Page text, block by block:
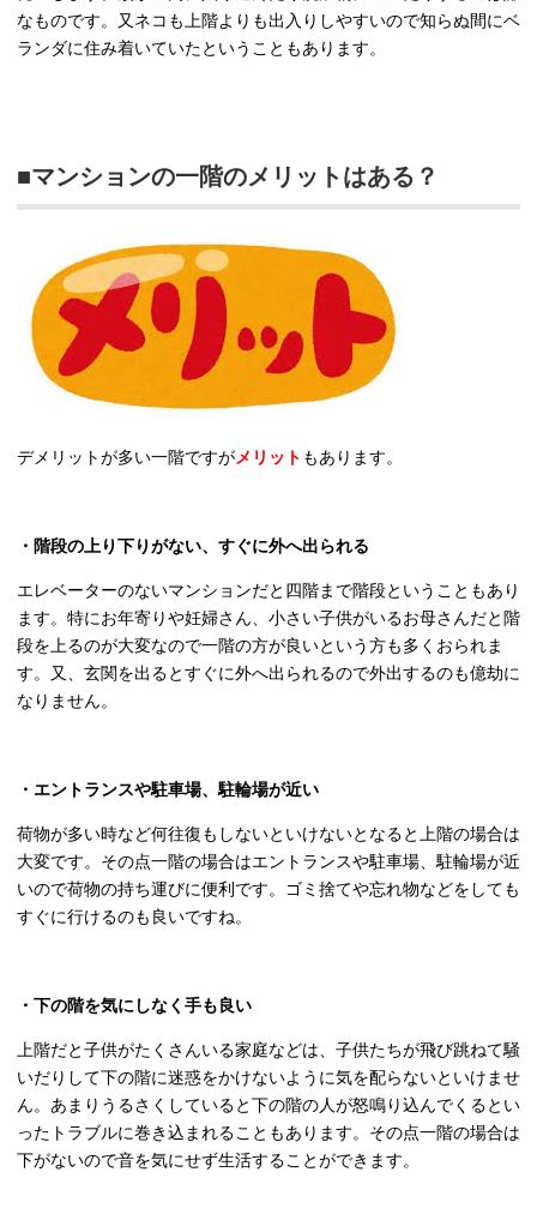
なものです。又ネコも上階よりも出入りしやすいので知らぬ間にベ
ランダに住み着いていたということもあります。
■マンションの一階のメリットはある？
デメリットが多い一階ですがメリット もあります。
・階段の上り下りがない、すぐに外へ出られる
エレベーターのないマンションだと四階まで階段ということもあり
ます。特にお年寄りや妊婦さん、小さい子供がいるお母さんだと階
段を上るのが大変なので一階の方が良いという方も多くおられま
す。又、玄関を出るとすぐに外へ出られるので外出するのも億劫に
なりません。
・エントランスや駐車場、駐輪場が近い
荷物が多い時など何往復もしないといけないとなると上階の場合は
大変です。その点一階の場合はエントランスや駐車場、駐輪場が近
いので荷物の持ち運びに便利です。ゴミ捨てや忘れ物などをしても
すぐに行けるのも良いですね。
・下の階を気にしなく手も良い
上階だと子供がたくさんいる家庭などは、子供たちが飛び跳ねて騒
いだりして下の階に迷惑をかけないように気を配らないといけませ
ん。あまりうるさくしていると下の階の人が怒鳴り込んでくるとい
ったトラブルに巻き込まれることもあります。その点一階の場合は
下がないので音を気にせず生活することができます。